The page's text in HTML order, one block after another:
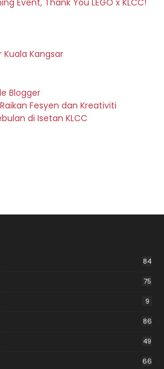
Kuala Kangsar
Blogger
Fesyen dan Kreativiti
di Isetan KLCC
84
75
9
86
49
66